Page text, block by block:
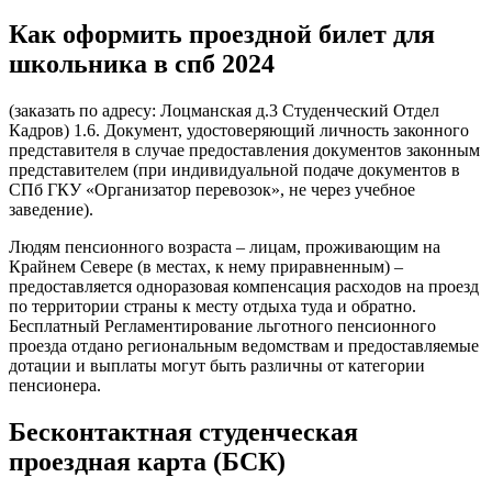
Как оформить проездной билет для
школьника в спб 2024
(заказать по адресу: Лоцманская д.3 Студенческий Отдел
Кадров) 1.6. Документ, удостоверяющий личность законного
представителя в случае предоставления документов законным
представителем (при индивидуальной подаче документов в
СПб ГКУ «Организатор перевозок», не через учебное
заведение).
Людям пенсионного возраста – лицам, проживающим на
Крайнем Севере (в местах, к нему приравненным) –
предоставляется одноразовая компенсация расходов на проезд
по территории страны к месту отдыха туда и обратно.
Бесплатный­ Регламентирование льготного пенсионного
проезда отдано региональным ведомствам и предоставляемые
дотации и выплаты могут быть различны от категории
пенсионера.
Бесконтактная студенческая
проездная карта (БСК)